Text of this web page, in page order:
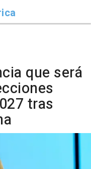
que será
tras